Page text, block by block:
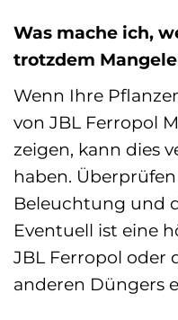
Was mache ich,
trotzdem
Wenn Ihre
von JBL Ferropol
zeigen, kann dies
haben.
Beleuchtung und
Eventuell ist eine
JBL Ferropol oder
anderen Düngers